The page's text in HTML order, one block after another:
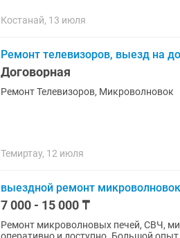
Костанай, 13 июля
Ремонт телевизоров, выезд на
Договорная
Ремонт Телевизоров, Микроволновок
Темиртау, 12 июля
выездной ремонт
7 000 - 15 000 ₸
Ремонт микроволновых печей, СВЧ,